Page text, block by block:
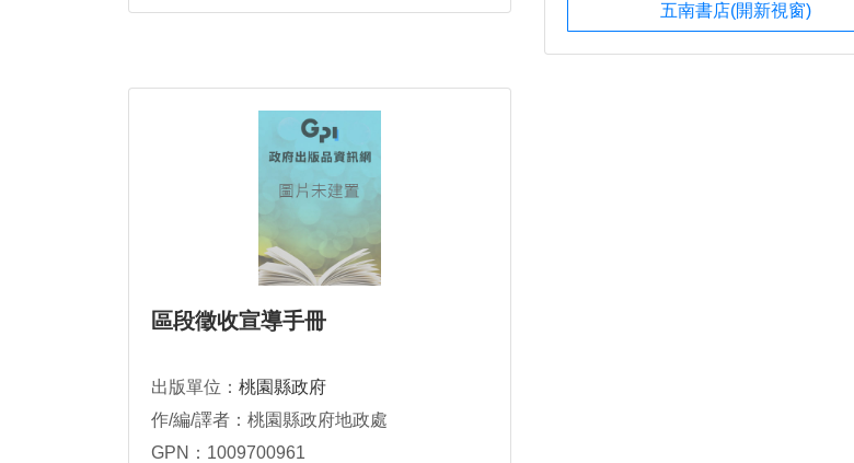
五南書店(開新視窗)
區段徵收宣導手冊
出版單位： 桃園縣政府
作/編/譯者：桃園縣政府地政處
GPN：1009700961